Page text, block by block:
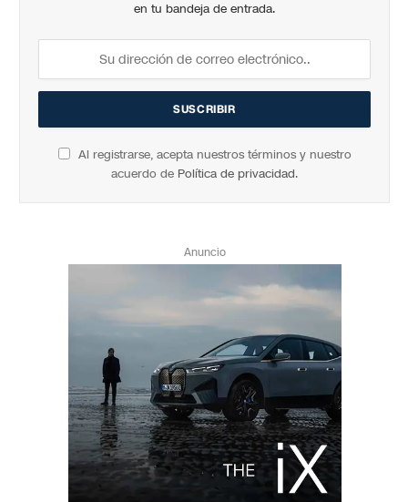
en tu bandeja de entrada.
Al registrarse, acepta nuestros términos y nuestro
acuerdo de Política de privacidad.
Anuncio